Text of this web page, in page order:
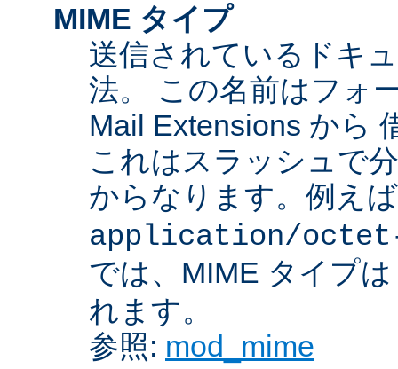
MIME タイプ
送信されているドキ
法。 この名前はフォ
Mail Extensions から
これはスラッシュで
からなります。例え
application/
では、MIME タイプ
れます。
参照: mod_mime